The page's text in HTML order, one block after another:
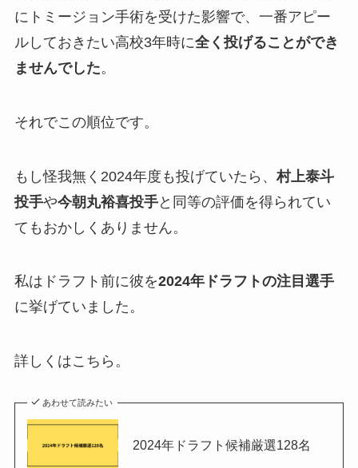
にトミージョン手術を受けた影響で、一番アピー
ルしておきたい高校3年時に全く投げることができ
ませんでした。
それでこの順位です。
もし怪我無く2024年度も投げていたら、村上泰斗
投手や今朝丸裕喜投手と同等の評価を得られてい
てもおかしくありません。
私はドラフト前に彼を2024年ドラフトの注目選手
に挙げていました。
詳しくはこちら。
あわせて読みたい
2024年ドラフト候補厳選128名